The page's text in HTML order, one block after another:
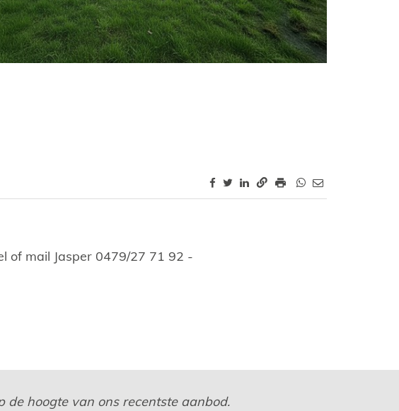
of mail Jasper 0479/27 71 92 -
hoogte van ons recentste aanbod.